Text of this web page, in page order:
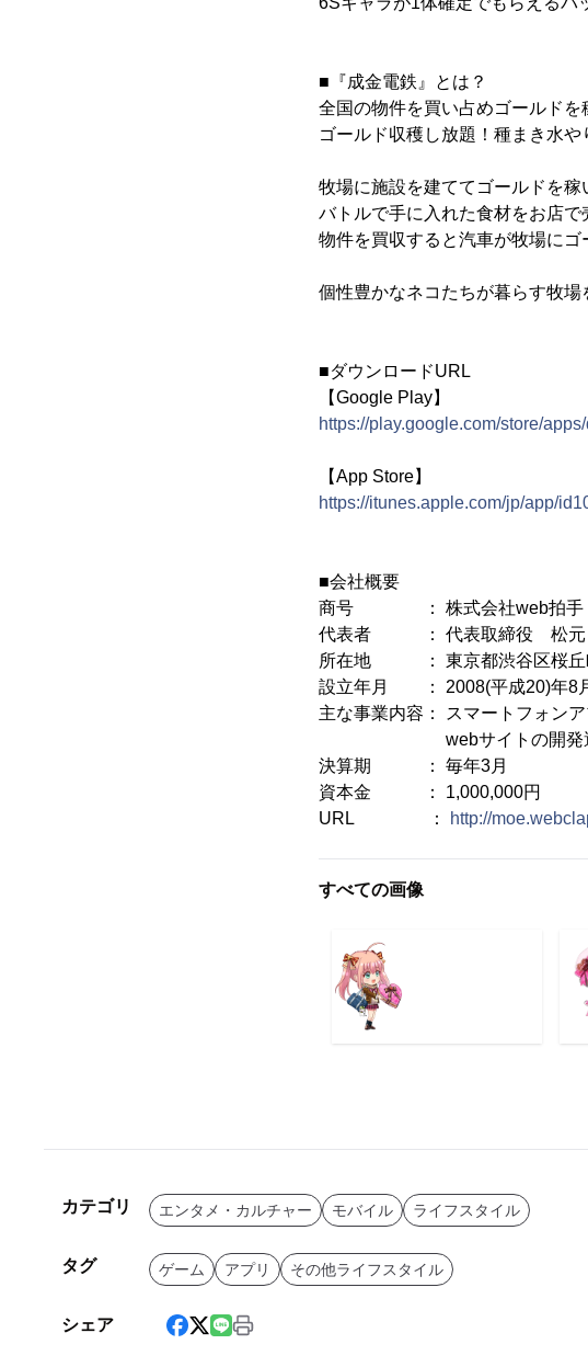
■『成金電鉄』とは？
全国の物件を買い占めゴールドを
ゴールド収穫し放題！種まき水
牧場に施設を建ててゴールドを稼
バトルで手に入れた食材をお店で
物件を買収すると汽車が牧場にゴ
個性豊かなネコたちが暮らす牧場
■ダウンロードURL
【Google Play】
https://play.google.com/store/
【App Store】
https://itunes.apple.com/jp/app/
■会社概要
商号 ： 株式会社web拍手
代表者 ： 代表取締役 松元
所在地 ： 東京都渋谷区桜丘
設立年月 ： 2008(平成20)年8
主な事業内容： スマートフォン
webサイトの開発
決算期 ： 毎年3月
資本金 ： 1,000,000円
URL ：
http://
すべての画像
カテゴリ エンタメ・カルチャー モバイル ライフスタイル
タグ ゲーム アプリ その他ライフスタイル
シェア